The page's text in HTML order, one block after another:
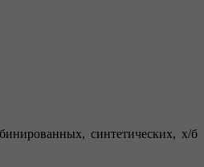
синтетических, х/б